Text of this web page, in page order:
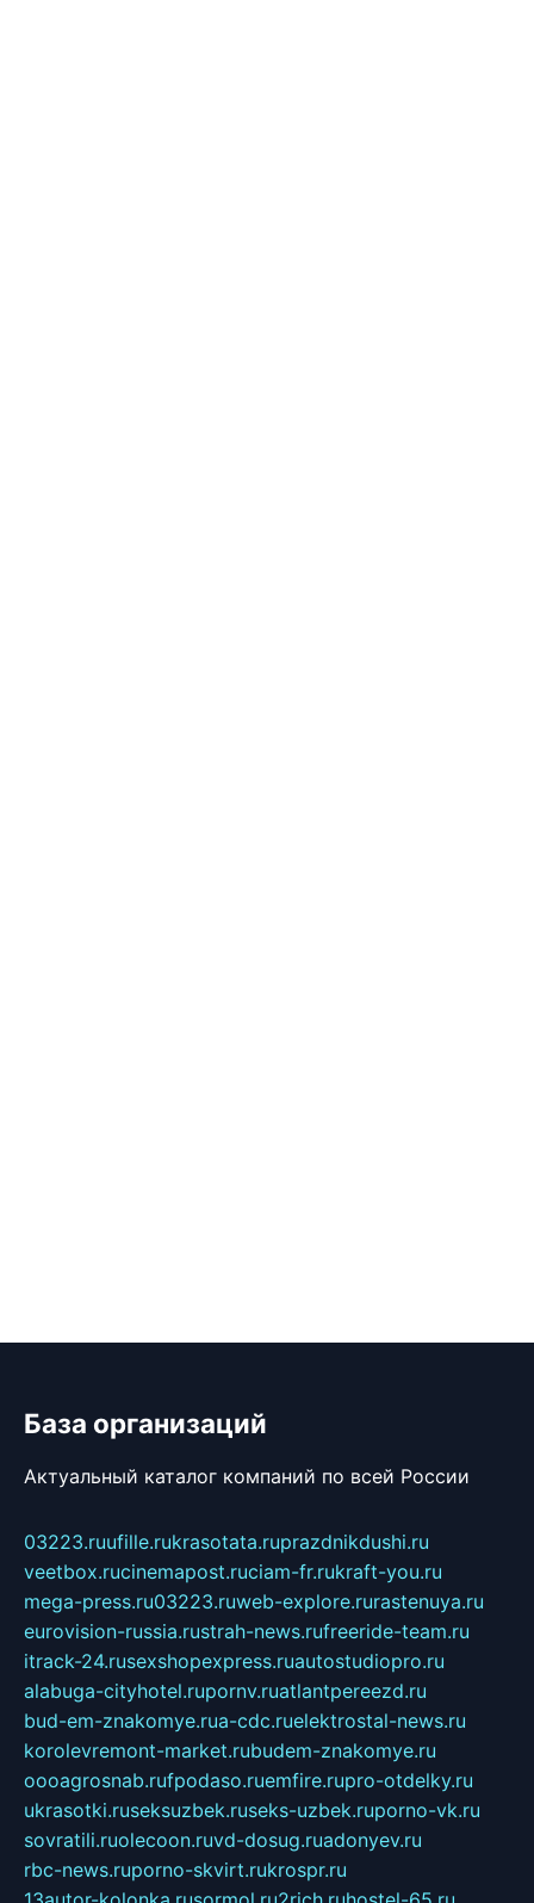
База организаций
Актуальный каталог компаний по всей России
03223.ruufille.rukrasotata.ruprazdnikdushi.ru
veetbox.rucinemapost.ruciam-fr.rukraft-you.ru
mega-press.ru03223.ruweb-explore.rurastenuya.ru
eurovision-russia.rustrah-news.rufreeride-team.ru
itrack-24.rusexshopexpress.ruautostudiopro.ru
alabuga-cityhotel.rupornv.ruatlantpereezd.ru
bud-em-znakomye.rua-cdc.ruelektrostal-news.ru
korolevremont-market.rubudem-znakomye.ru
oooagrosnab.rufpodaso.ruemfire.rupro-otdelky.ru
ukrasotki.ruseksuzbek.ruseks-uzbek.ruporno-vk.ru
sovratili.ruolecoon.ruvd-dosug.ruadonyev.ru
rbc-news.ruporno-skvirt.rukrospr.ru